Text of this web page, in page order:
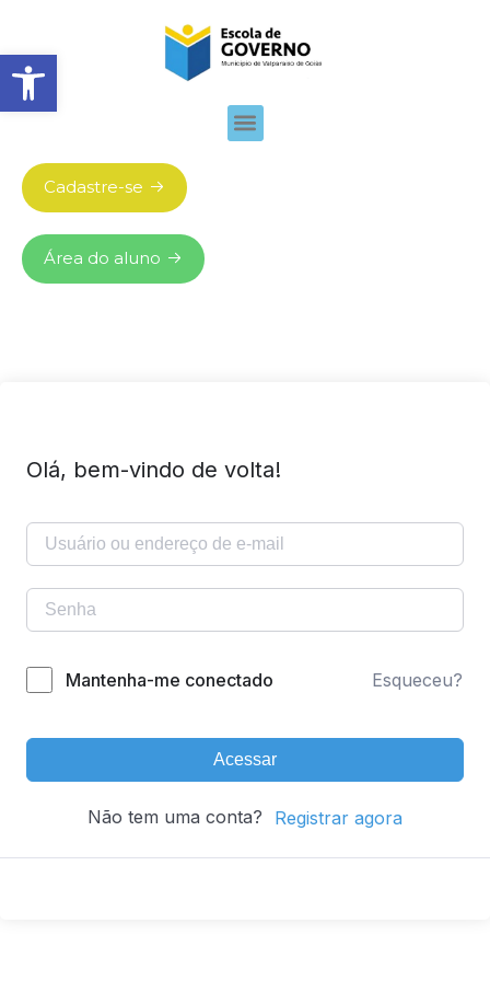
Abrir barra de ferramentas
Cadastre-se
Área do aluno
Olá, bem-vindo de volta!
Mantenha-me conectado Esqueceu?
Acessar
Não tem uma conta? Registrar agora